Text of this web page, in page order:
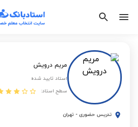
مریم درویش
استاد تایید شده
سطح استاد:
تدریس حضوری - تهران